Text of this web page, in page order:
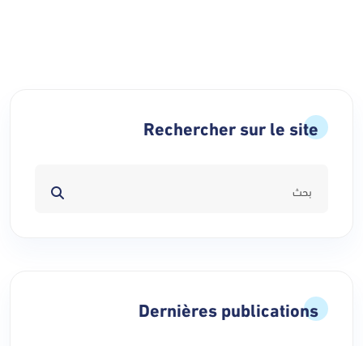
Rechercher sur le site
Dernières publications